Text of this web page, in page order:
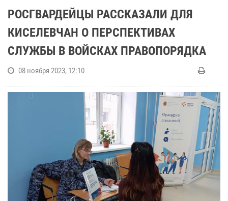
РОСГВАРДЕЙЦЫ РАССКАЗАЛИ ДЛЯ
КИСЕЛЕВЧАН О ПЕРСПЕКТИВАХ
СЛУЖБЫ В ВОЙСКАХ ПРАВОПОРЯДКА
08 ноября 2023, 12:10